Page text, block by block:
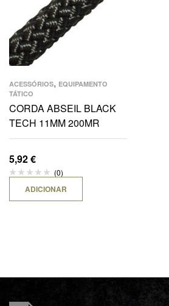
ACESSÓRIOS, EQUIPAMENTO
TÁTICO
CORDA ABSEIL BLACK
TECH 11MM 200MR
5,92€
(0)
ADICIONAR